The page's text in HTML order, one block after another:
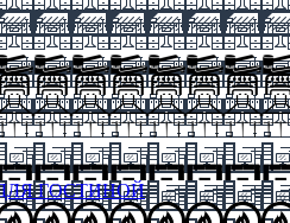
ГОСТИНОЙ